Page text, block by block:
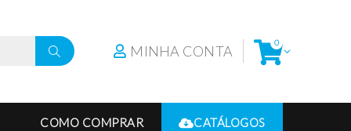
MINHA CONTA 0
COMO COMPRAR CATÁLOGOS